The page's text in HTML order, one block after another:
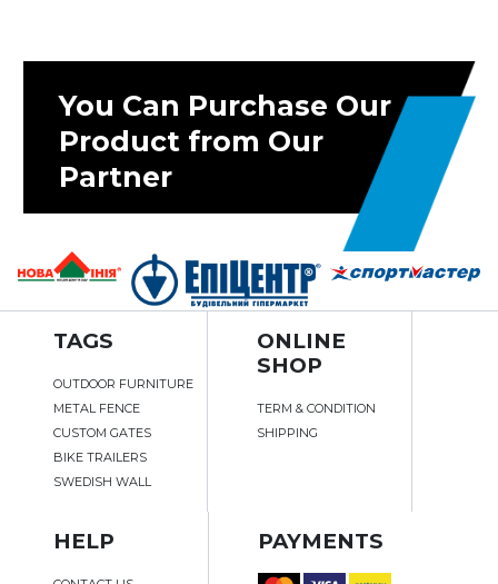
You Can Purchase Our
Product from Our
Partner
TAGS
OUTDOOR FURNITURE
METAL FENCE
CUSTOM GATES
BIKE TRAILERS
SWEDISH WALL
ONLINE
SHOP
TERM & CONDITION
SHIPPING
HELP PAYMENTS